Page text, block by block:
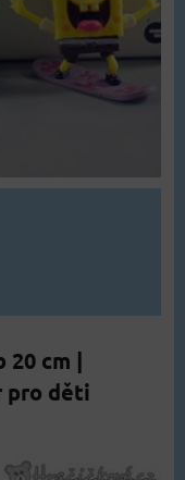
20 cm |
pro děti